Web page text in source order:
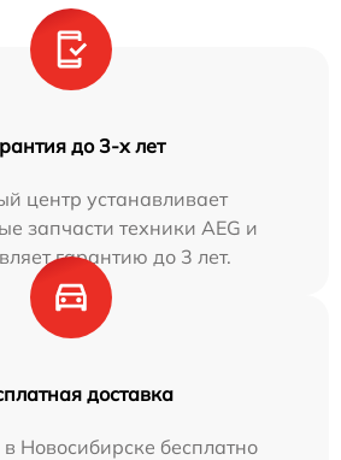
до 3-х лет
центр устанавливает
запчасти техники AEG и
гарантию до 3 лет.
доставка
Новосибирске бесплатно